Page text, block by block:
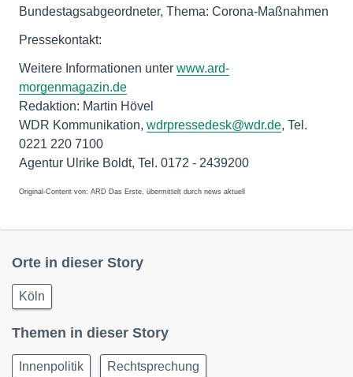
Bundestagsabgeordneter, Thema: Corona-Maßnahmen
Pressekontakt:
Weitere Informationen unter www.ard-
morgenmagazin.de
Redaktion: Martin Hövel
WDR Kommunikation, wdrpressedesk@wdr.de, Tel.
0221 220 7100
Agentur Ulrike Boldt, Tel. 0172 - 2439200
Original-Content von: ARD Das Erste, übermittelt durch news aktuell
Orte in dieser Story
Köln
Themen in dieser Story
Innenpolitik Rechtsprechung